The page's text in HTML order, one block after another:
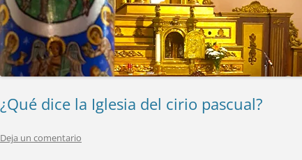
¿Qué dice la Iglesia del cirio pascual?
Deja un comentario